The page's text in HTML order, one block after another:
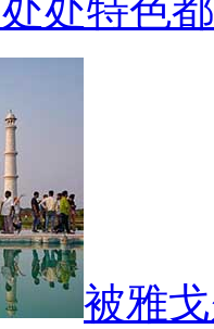
处特色
被雅